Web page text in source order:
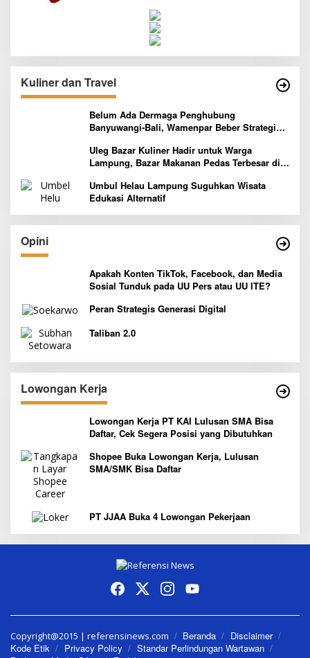
Kuliner dan Travel
Belum Ada Dermaga Penghubung
Banyuwangi-Bali, Wamenpar Beber Strategi
Uleg Bazar Kuliner Hadir untuk Warga
Lampung, Bazar Makanan Pedas Terbesar di
Umbul Helau Lampung Suguhkan Wisata
Edukasi Alternatif
Opini
Apakah Konten TikTok, Facebook, dan Media
Sosial Tunduk pada UU Pers atau UU ITE?
Peran Strategis Generasi Digital
Taliban 2.0
Lowongan Kerja
Lowongan Kerja PT KAI Lulusan SMA Bisa
Daftar, Cek Segera Posisi yang Dibutuhkan
Shopee Buka Lowongan Kerja, Lulusan
SMA/SMK Bisa Daftar
PT JJAA Buka 4 Lowongan Pekerjaan
Copyright@2015 | referensinews.com Beranda
Disclaimer
Kode Etik
Privacy Policy
Standar Perlindungan Wartawan